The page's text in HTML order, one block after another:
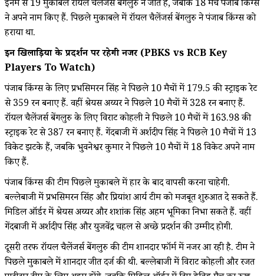
इनमें से 19 मुकाबले रॉयल चैलेंजर्स बेंगलुरु ने जीते हैं, जबकि 18 मैच पंजाब किंग्स
ने अपने नाम किए हैं. पिछले मुकाबले में रॉयल चैलेंजर्स बेंगलुरु ने पंजाब किंग्स को
हराया था.
इन खिलाड़ियों के प्रदर्शन पर रहेगी नजरें (PBKS vs RCB Key
Players To Watch)
पंजाब किंग्स के लिए प्रभसिमरन सिंह ने पिछले 10 मैचों में 179.5 की स्ट्राइक रेट
से 359 रन बनाए हैं. वहीं श्रेयस अय्यर ने पिछले 10 मैचों में 328 रन बनाए हैं.
रॉयल चैलेंजर्स बेंगलुरु के लिए विराट कोहली ने पिछले 10 मैचों में 163.98 की
स्ट्राइक रेट से 387 रन बनाए हैं. गेंदबाजी में अर्शदीप सिंह ने पिछले 10 मैचों में 13
विकेट झटके हैं, जबकि भुवनेश्वर कुमार ने पिछले 10 मैचों में 18 विकेट अपने नाम
किए हैं.
पंजाब किंग्स की टीम पिछले मुकाबले में हार के बाद वापसी करना चाहेगी.
बल्लेबाजी में प्रभसिमरन सिंह और प्रियांश आर्य टीम को मजबूत शुरुआत दे सकते हैं.
मिडिल ऑर्डर में श्रेयस अय्यर और शशांक सिंह अहम भूमिका निभा सकते हैं. वहीं
गेंदबाजी में अर्शदीप सिंह और युजवेंद्र चहल से अच्छे प्रदर्शन की उम्मीद होगी.
दूसरी तरफ रॉयल चैलेंजर्स बेंगलुरु की टीम शानदार फॉर्म में नजर आ रही है. टीम ने
पिछले मुकाबले में शानदार जीत दर्ज की थी. बल्लेबाजी में विराट कोहली और रजत